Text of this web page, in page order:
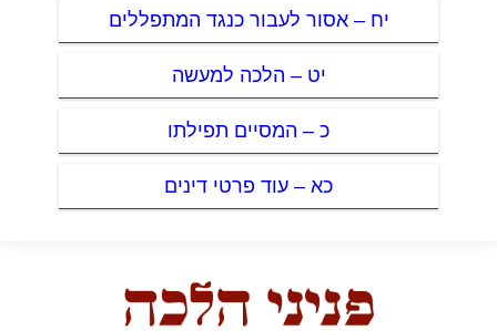
יח – אסור לעבור כנגד המתפללים
יט – הלכה למעשה
כ – המסיים תפילתו
כא – עוד פרטי דינים